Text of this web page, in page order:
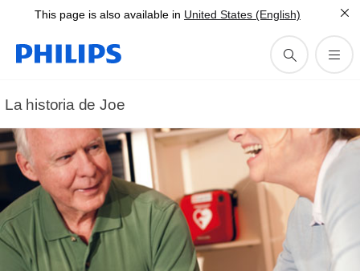
This page is also available in United States (English)
La historia de Joe